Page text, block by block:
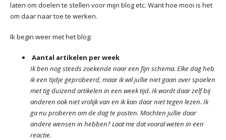
laten om doelen te stellen voor mijn blog etc. Want hoe mooi is het
om daar naar toe te werken.
Ik begin weer met het blog:
Aantal artikelen per week
Ik ben nog steeds zoekende naar een fijn schema. Elke dag heb
ik een tijdje geprobeerd, maar ik wil jullie niet gaan over spoelen
met tig duizend artikelen in een week tijd. Ik wordt daar zelf bij
anderen ook niet vrolijk van en ik kan daar niet tegen lezen. Ik
ga nu proberen om de dag te posten. Mochten jullie daar
andere wensen in hebben? Laat me dat vooral weten in een
reactie.